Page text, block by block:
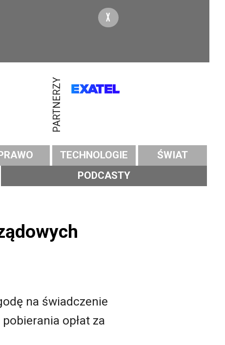
X
PARTNERZY
TECHNOLOGIE
ŚWIAT
PODCASTY
na świadczenie
opłat za